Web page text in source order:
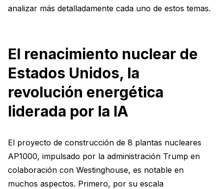
analizar más detalladamente cada uno de estos temas.
El renacimiento nuclear de
Estados Unidos, la
revolución energética
liderada por la IA
El proyecto de construcción de 8 plantas nucleares
AP1000, impulsado por la administración Trump en
colaboración con Westinghouse, es notable en
muchos aspectos. Primero, por su escala